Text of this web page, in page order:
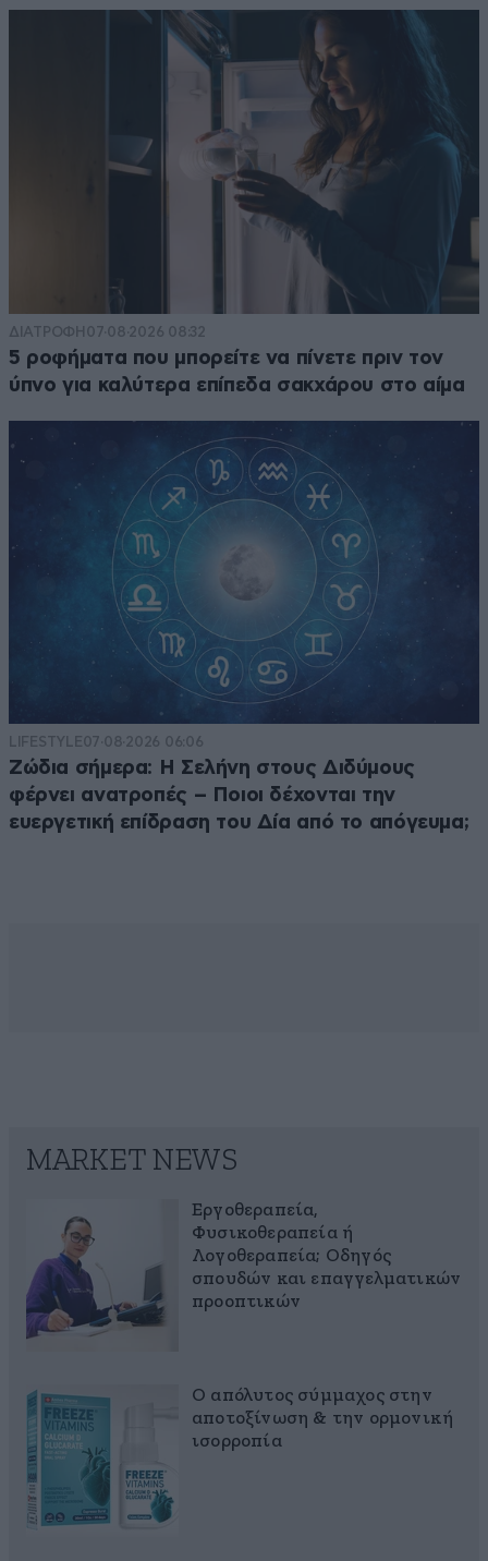
ΔΙΑΤΡΟΦΗ 07·08·2026 08:32
5 ροφήματα που μπορείτε να πίνετε πριν τον
ύπνο για καλύτερα επίπεδα σακχάρου στο αίμα
LIFESTYLE07·08·2026 06:06
Ζώδια σήμερα: Η Σελήνη στους Διδύμους
φέρνει ανατροπές – Ποιοι δέχονται την
ευεργετική επίδραση του Δία από το απόγευμα;
MARKET NEWS
Εργοθεραπεία,
Φυσικοθεραπεία ή
Λογοθεραπεία; Οδηγός
σπουδών και επαγγελματικών
προοπτικών
Ο απόλυτος σύμμαχος στην
αποτοξίνωση & την ορμονική
ισορροπία